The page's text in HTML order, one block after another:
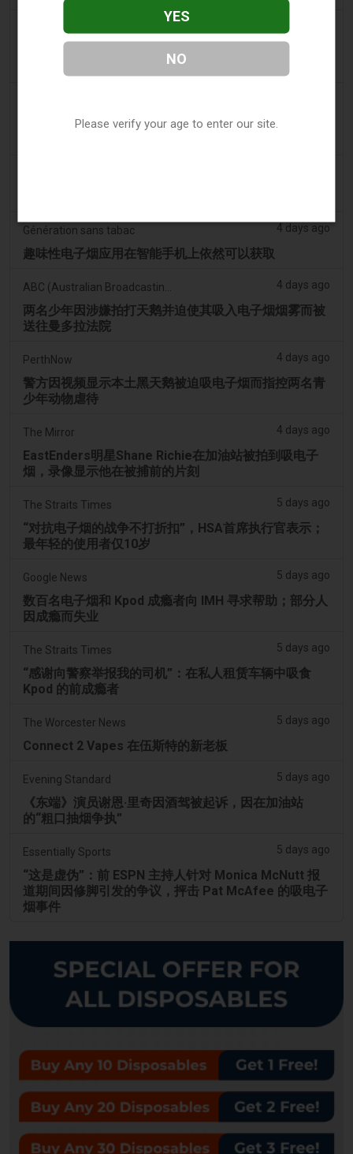
Tobacco Reporter
宾夕法尼亚州在宪法挑战中捍卫风味电子烟法 -
利润高于学生：价值十亿美元的电子烟丑闻正在毒害纳
Génération sans tabac 4 days ago
趣味性电子烟应用在智能手机上依然可以获取
4 days ago
两名少年因涉嫌拍打天鹅并迫使其吸入电子烟烟雾而被
送往曼多拉法院
PerthNow 4 days ago
警方因视频显示本土黑天鹅被迫吸电子烟而指控两名青
少年动物虐待
The Mirror 4 days ago
EastEnders明星Shane Richie在加油站被拍到吸电子
烟，录像显示他在被捕前的片刻
The Straits Times 5 days ago
“对抗电子烟的战争不打折扣”，HSA首席执行官表示；
最年轻的使用者仅10岁
Google News 5 days ago
数百名电子烟和 Kpod 成瘾者向 IMH 寻求帮助；部分人
因成瘾而失业
The Straits Times 5 days ago
“感谢向警察举报我的司机”：在私人租赁车辆中吸食
Kpod 的前成瘾者
The Worcester News 5 days ago
Connect 2 Vapes 在伍斯特的新老板
Evening Standard 5 days ago
《东端》演员谢恩·里奇因酒驾被起诉，因在加油站
的“粗口抽烟争执”
Essentially Sports 5 days ago
“这是虚伪”：前 ESPN 主持人针对 Monica McNutt 报
道期间因修脚引发的争议，抨击 Pat McAfee 的吸电子
烟事件
YES
NO
Please verify your age to enter our site.